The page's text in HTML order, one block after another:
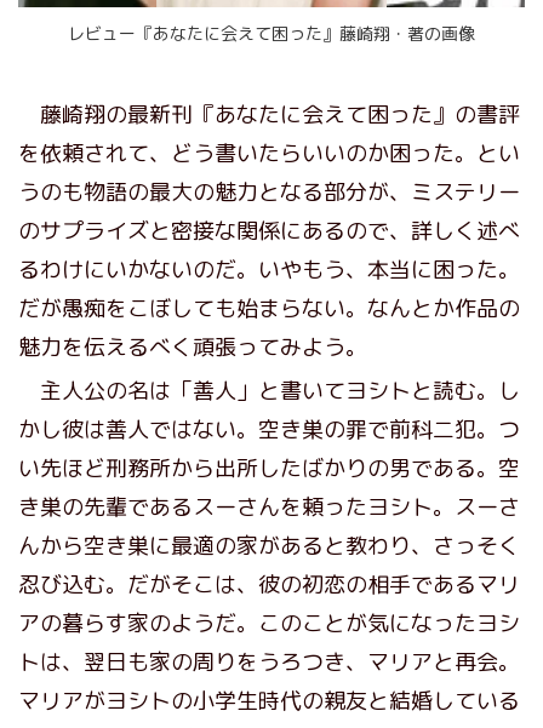
レビュー『あなたに会えて困った』藤崎翔・著の画像
藤崎翔の最新刊『あなたに会えて困った』の書評
を依頼されて、どう書いたらいいのか困った。とい
うのも物語の最大の魅力となる部分が、ミステリー
のサプライズと密接な関係にあるので、詳しく述べ
るわけにいかないのだ。いやもう、本当に困った。
だが愚痴をこぼしても始まらない。なんとか作品の
魅力を伝えるべく頑張ってみよう。
主人公の名は「善人」と書いてヨシトと読む。し
かし彼は善人ではない。空き巣の罪で前科二犯。つ
い先ほど刑務所から出所したばかりの男である。空
き巣の先輩であるスーさんを頼ったヨシト。スーさ
んから空き巣に最適の家があると教わり、さっそく
忍び込む。だがそこは、彼の初恋の相手であるマリ
アの暮らす家のようだ。このことが気になったヨシ
トは、翌日も家の周りをうろつき、マリアと再会。
マリアがヨシトの小学生時代の親友と結婚している